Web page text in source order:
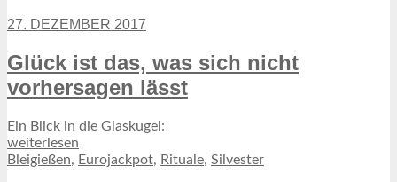
27. DEZEMBER 2017
Glück ist das, was sich nicht
vorhersagen lässt
Ein Blick in die Glaskugel:
weiterlesen
Bleigießen, Eurojackpot, Rituale, Silvester